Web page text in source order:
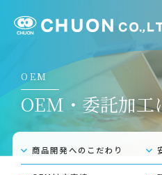
OEM
OEM・委託加⼯
商品開発へのこだわり